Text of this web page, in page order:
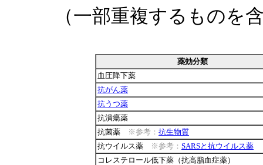
（一部重複するものを
薬効分類
血圧降下薬
抗がん薬
抗うつ薬
抗潰瘍薬
抗菌薬
※参考： 抗生物質
抗ウイルス薬
※参考： SARSと抗ウイルス薬
コレステロール低下薬（抗高脂血症薬）